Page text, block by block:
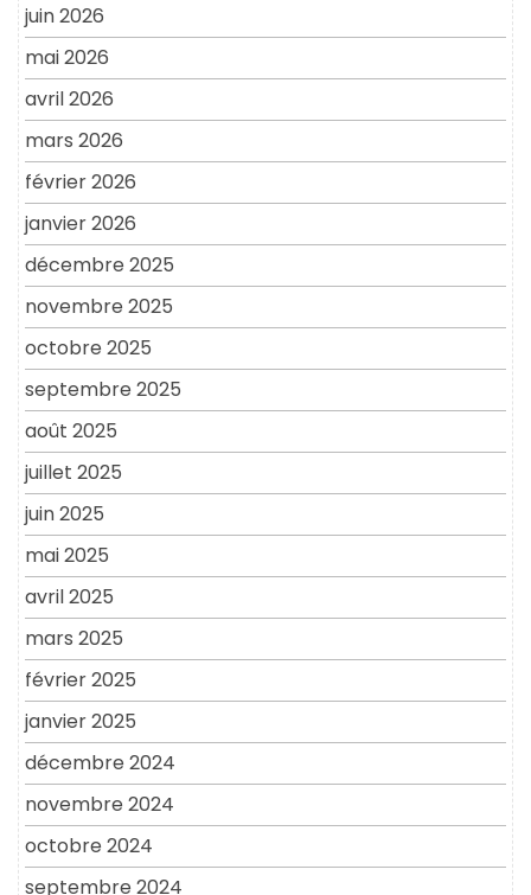
juin 2026
mai 2026
avril 2026
mars 2026
février 2026
janvier 2026
décembre 2025
novembre 2025
octobre 2025
septembre 2025
août 2025
juillet 2025
juin 2025
mai 2025
avril 2025
mars 2025
février 2025
janvier 2025
décembre 2024
novembre 2024
octobre 2024
septembre 2024